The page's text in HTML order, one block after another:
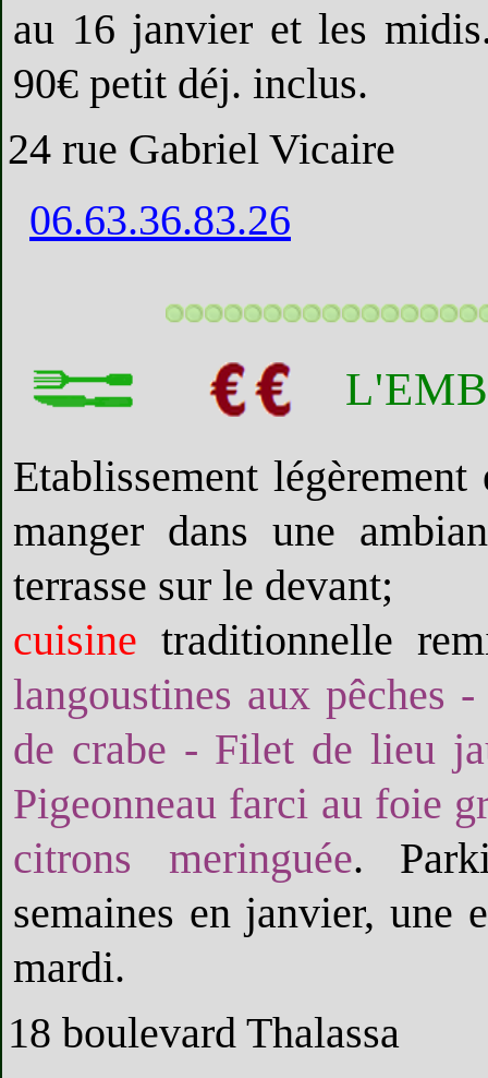
au 16 janvier et les
90€ petit déj. inclus.
24 rue Gabriel Vicaire
06.63.36.83.26
Etablissement
manger dans une
terrasse sur le devant;
cuisine traditionnelle
langoustines aux pêches
de crabe - Filet de lieu
Pigeonneau farci au foie
citrons meringuée.
semaines en janvier, une
mardi.
18 boulevard Thalassa